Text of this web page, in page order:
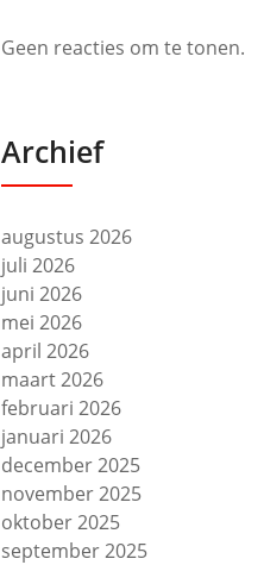
Geen reacties om te tonen.
Archief
augustus 2026
juli 2026
juni 2026
mei 2026
april 2026
maart 2026
februari 2026
januari 2026
december 2025
november 2025
oktober 2025
september 2025